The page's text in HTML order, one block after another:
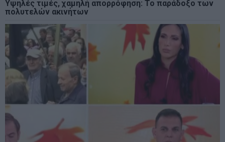
Υψηλές τιμές, χαμηλή απορρόφηση: Το παράδοξο των
πολυτελών ακινήτων